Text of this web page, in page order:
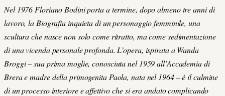
Nel 1976 Floriano Bodini porta a termine, dopo almeno tre anni di
lavoro, la Biografia inquieta di un personaggio femminile, una
scultura che nasce non solo come ritratto, ma come sedimentazione
di una vicenda personale profonda. L’opera, ispirata a Wanda
Broggi – sua prima moglie, conosciuta nel 1959 all’Accademia di
Brera e madre della primogenita Paola, nata nel 1964 – è il culmine
di un processo interiore e affettivo che si era andato complicando